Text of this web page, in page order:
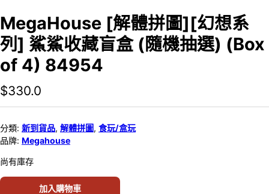
MegaHouse [解體拼圖][幻想系
列] 鯊鯊收藏盲盒 (隨機抽選) (Box
of 4) 84954
$330.0
分類: 新到貨品, 解體拼圖, 食玩/盒玩
品牌: Megahouse
尚有庫存
加入購物車